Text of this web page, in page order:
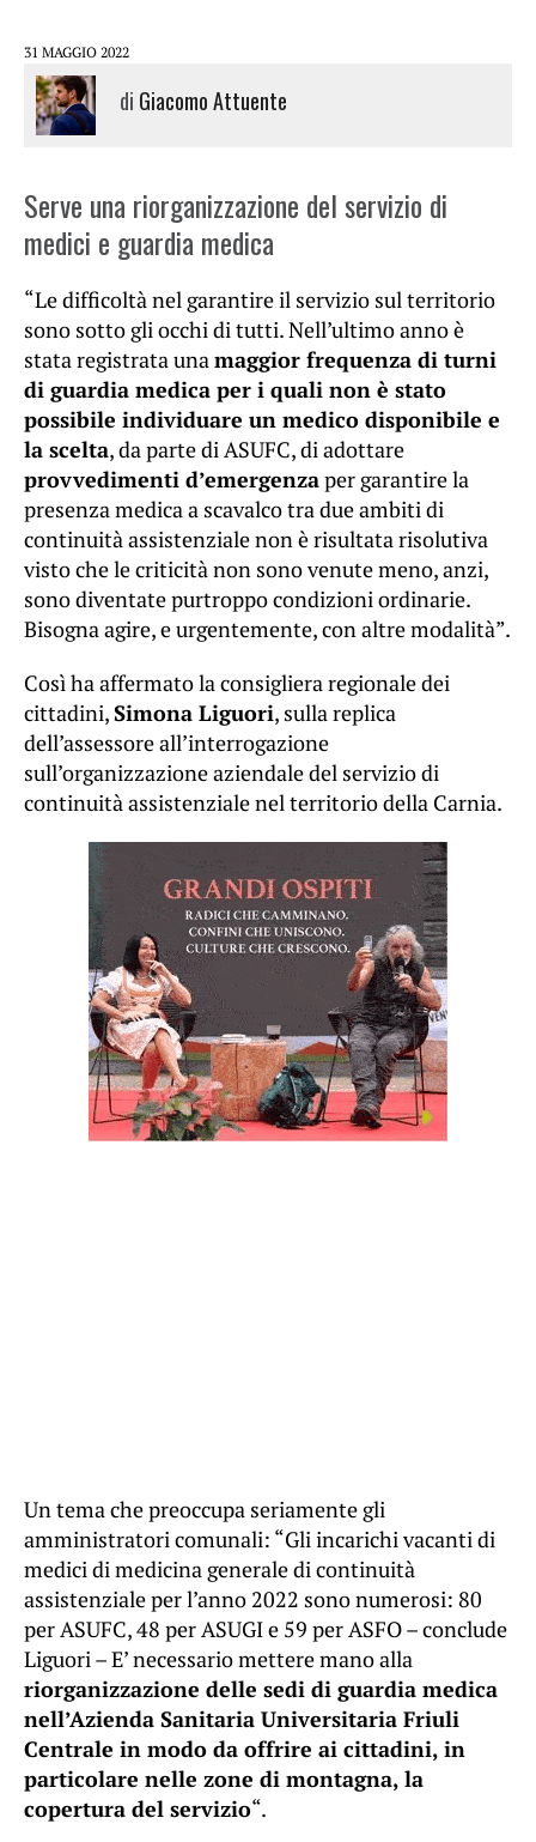
31 MAGGIO 2022
di Giacomo Attuente
Serve una riorganizzazione del servizio di
medici e guardia medica
“Le difficoltà nel garantire il servizio sul territorio
sono sotto gli occhi di tutti. Nell’ultimo anno è
stata registrata unamaggior frequenza di turni
di guardia medica per i quali non è stato
possibile individuare un medico disponibile e
la scelta, da parte di ASUFC, di adottare
provvedimenti d’emergenzaper garantire la
presenza medica a scavalco tra due ambiti di
continuità assistenziale non è risultata risolutiva
visto che le criticità non sono venute meno, anzi,
sono diventate purtroppo condizioni ordinarie.
Bisogna agire, e urgentemente, con altre modalità”.
Così ha affermato la consigliera regionale dei
cittadini,Simona Liguori, sulla replica
dell’assessore all’interrogazione
sull’organizzazione aziendale del servizio di
continuità assistenziale nel territorio della Carnia.
Un tema che preoccupa seriamente gli
amministratori comunali: “Gli incarichi vacanti di
medici di medicina generale di continuità
assistenziale per l’anno 2022 sono numerosi: 80
per ASUFC, 48 per ASUGI e 59 per ASFO – conclude
Liguori – E’ necessario mettere mano alla
riorganizzazione delle sedi di guardia medica
nell’Azienda Sanitaria Universitaria Friuli
Centrale in modo da offrire ai cittadini, in
particolare nelle zone di montagna, la
copertura del servizio“.